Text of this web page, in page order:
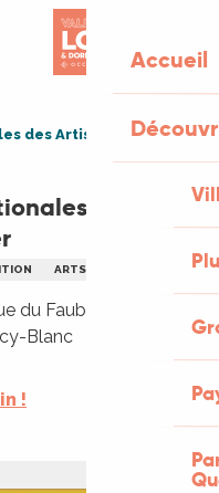
Accueil
des Artistes 2025 :
des
ARTS
du Faubourg Saint-
Blanc
!